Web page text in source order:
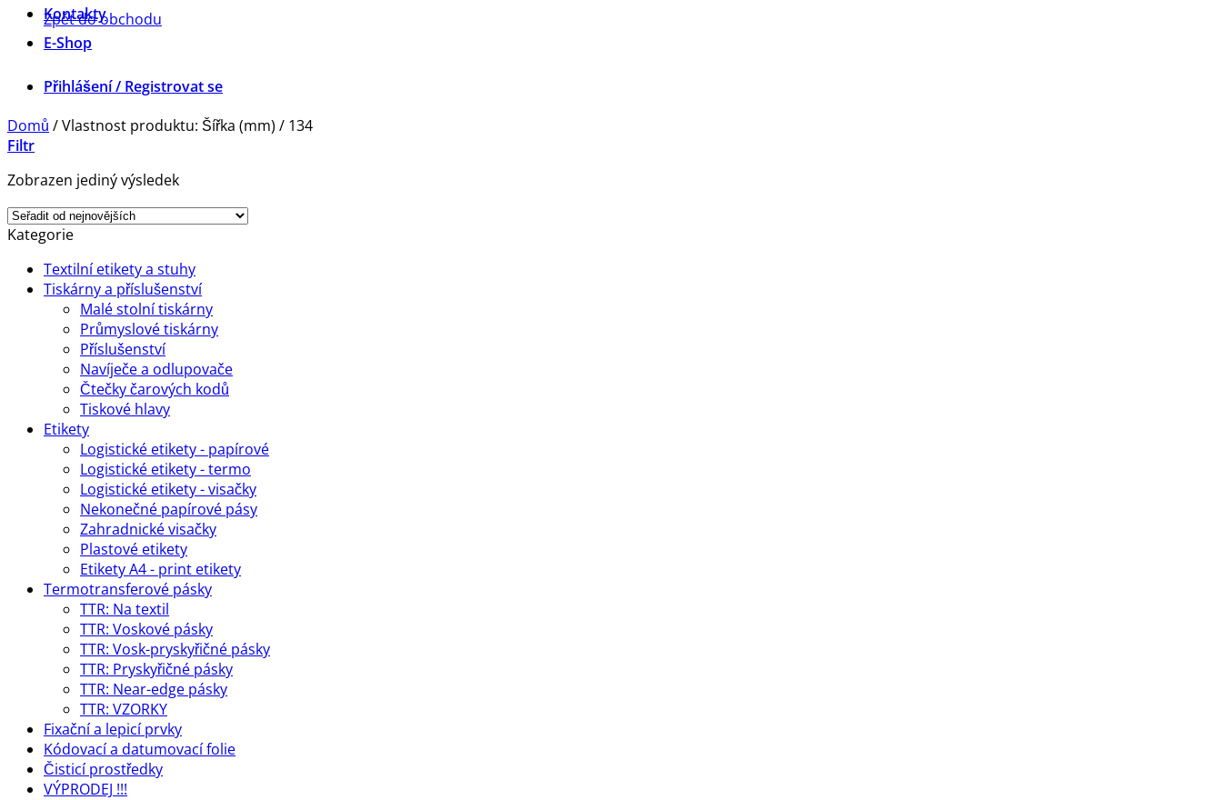
Zpět do obchodu
Kontakty
E-Shop
Přihlášení / Registrovat se
Domů /Vlastnost produktu: Šířka (mm) / 134
Filtr
Zobrazen jediný výsledek
Kategorie
Textilní etikety a stuhy
Tiskárny a příslušenství
Malé stolní tiskárny
Průmyslové tiskárny
Příslušenství
Navíječe a odlupovače
Čtečky čarových kodů
Tiskové hlavy
Etikety
Logistické etikety - papírové
Logistické etikety - termo
Logistické etikety - visačky
Nekonečné papírové pásy
Zahradnické visačky
Plastové etikety
Etikety A4 - print etikety
Termotransferové pásky
TTR: Na textil
TTR: Voskové pásky
TTR: Vosk-pryskyřičné pásky
TTR: Pryskyřičné pásky
TTR: Near-edge pásky
TTR: VZORKY
Fixační a lepicí prvky
Kódovací a datumovací folie
Čisticí prostředky
VÝPRODEJ !!!